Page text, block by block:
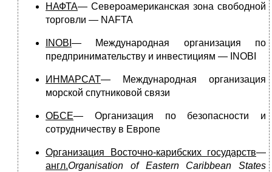
НАФТА— Североамериканская зона свободной
торговли — NAFTA
INOBI — Международная организация по
предпринимательству и инвестициям — INOBI
ИНМАРСАТ— Международная организация
морской спутниковой связи
ОБСЕ— Организация по безопасности и
сотрудничеству в Европе
Организация Восточно-карибских государств—
англ.Organisation of Eastern Caribbean States